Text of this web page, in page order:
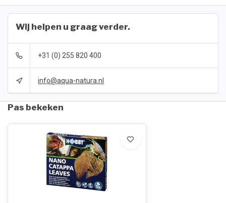
Wij helpen u graag verder.
+31 (0) 255 820 400
info@aqua-natura.nl
Pas bekeken